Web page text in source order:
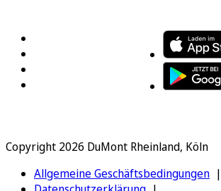
Copyright 2026 DuMont Rheinland, Köln
Allgemeine Geschäftsbedingungen